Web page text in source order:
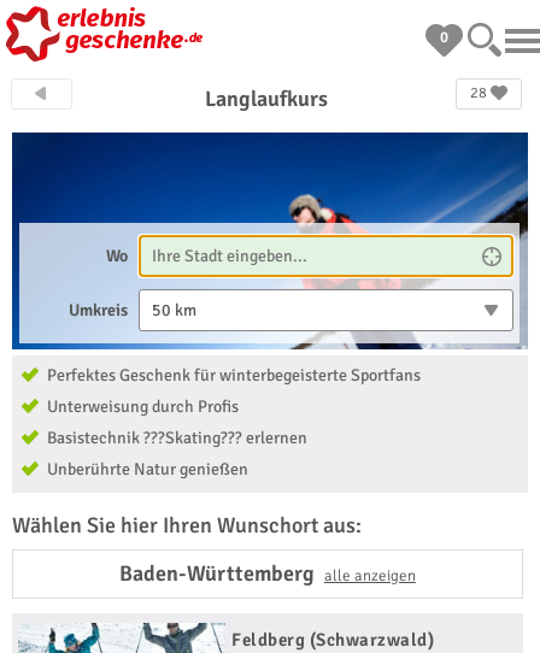
0
28
Langlaufkurs
Wo
Umkreis 50 km
Perfektes Geschenk für winterbegeisterte Sportfans
Unterweisung durch Profis
Basistechnik ???Skating??? erlernen
Unberührte Natur genießen
Wählen Sie hier Ihren Wunschort aus:
Baden-Württemberg alle anzeigen
Feldberg (Schwarzwald)